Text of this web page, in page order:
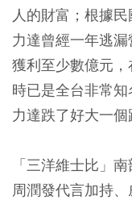
人的財富；根據
力達曾經一年逃
獲利至少數億元
時已是全台非常
力達跌了好大一個
「三洋維士比」
周潤發代言加持